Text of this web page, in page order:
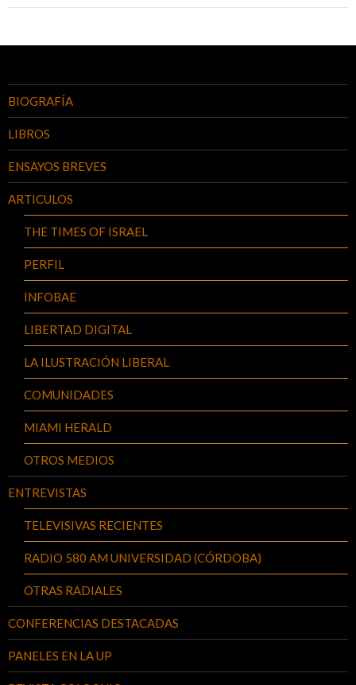
BIOGRAFÍA
LIBROS
ENSAYOS BREVES
ARTICULOS
THE TIMES OF ISRAEL
PERFIL
INFOBAE
LIBERTAD DIGITAL
LA ILUSTRACIÓN LIBERAL
COMUNIDADES
MIAMI HERALD
OTROS MEDIOS
ENTREVISTAS
TELEVISIVAS RECIENTES
RADIO 580 AM UNIVERSIDAD (CÓRDOBA)
OTRAS RADIALES
CONFERENCIAS DESTACADAS
PANELES EN LA UP